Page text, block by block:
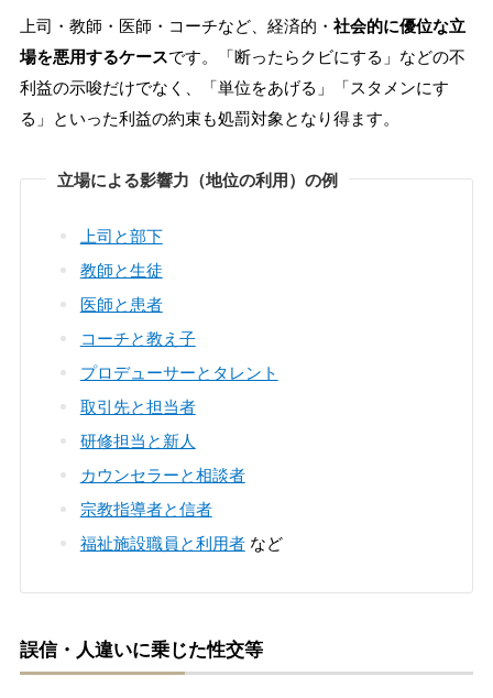
上司・教師・医師・コーチなど、経済的・ 社会的に優位な立
場を悪用するケースです。「断ったらクビにする」などの不
利益の示唆だけでなく、「単位をあげる」「スタメンにす
る」といった利益の約束も処罰対象となり得ます。
立場による影響力（地位の利用）の例
上司と部下
教師と生徒
医師と患者
コーチと教え子
プロデューサーとタレント
取引先と担当者
研修担当と新人
カウンセラーと相談者
宗教指導者と信者
福祉施設職員と利用者など
誤信・人違いに乗じた性交等